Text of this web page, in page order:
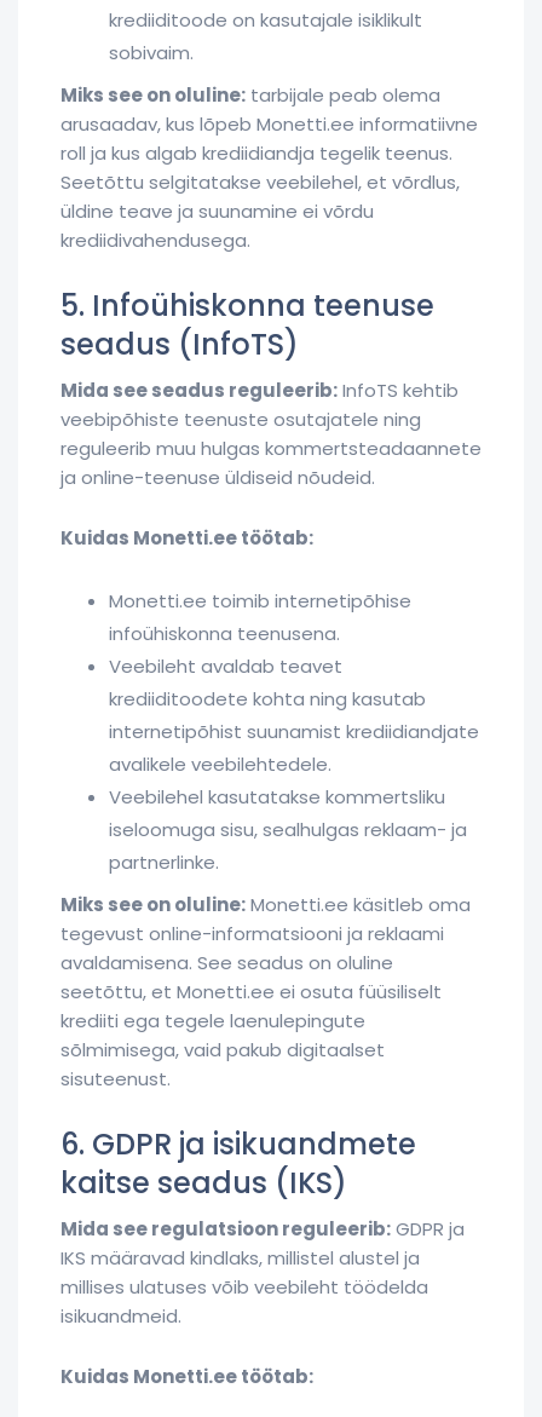
krediiditoode on kasutajale isiklikult
sobivaim.
Miks see on oluline: tarbijale peab olema
arusaadav, kus lõpeb Monetti.ee informatiivne
roll ja kus algab krediidiandja tegelik teenus.
Seetõttu selgitatakse veebilehel, et võrdlus,
üldine teave ja suunamine ei võrdu
krediidivahendusega.
5. Infoühiskonna teenuse
seadus (InfoTS)
Mida see seadus reguleerib:InfoTS kehtib
veebipõhiste teenuste osutajatele ning
reguleerib muu hulgas kommertsteadaannete
ja online-teenuse üldiseid nõudeid.
Kuidas Monetti.ee töötab:
Monetti.ee toimib internetipõhise
infoühiskonna teenusena.
Veebileht avaldab teavet
krediiditoodete kohta ning kasutab
internetipõhist suunamist krediidiandjate
avalikele veebilehtedele.
Veebilehel kasutatakse kommertsliku
iseloomuga sisu, sealhulgas reklaam- ja
partnerlinke.
Miks see on oluline:Monetti.ee käsitleb oma
tegevust online-informatsiooni ja reklaami
avaldamisena. See seadus on oluline
seetõttu, et Monetti.ee ei osuta füüsiliselt
krediiti ega tegele laenulepingute
sõlmimisega, vaid pakub digitaalset
sisuteenust.
6. GDPR ja isikuandmete
kaitse seadus (IKS)
Mida see regulatsioon reguleerib:GDPR ja
IKS määravad kindlaks, millistel alustel ja
millises ulatuses võib veebileht töödelda
isikuandmeid.
Kuidas Monetti.ee töötab: